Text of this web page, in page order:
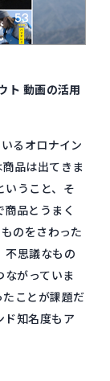
ト 動画の活用
るオロナイン
品は出てきま
いうこと、そ
品とうまく
のをさわった
不思議なもの
がっていま
ことが課題だ
ド知名度もア